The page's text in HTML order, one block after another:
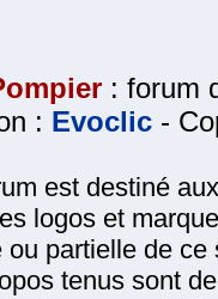
: forum
: Evoclic -
est destiné
logos et
ou partielle de
tenus sont